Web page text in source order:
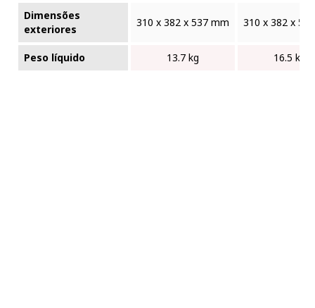
Dimensões
exteriores
310 x 382 x 537 mm 310 x 382 x
Peso líquido 13.7 kg 16.5 kg